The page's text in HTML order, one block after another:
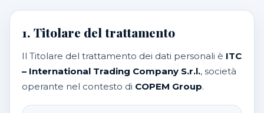
1. Titolare del trattamento
Il Titolare del trattamento dei dati personali è ITC
– International Trading Company S.r.l., società
operante nel contesto di COPEM Group.